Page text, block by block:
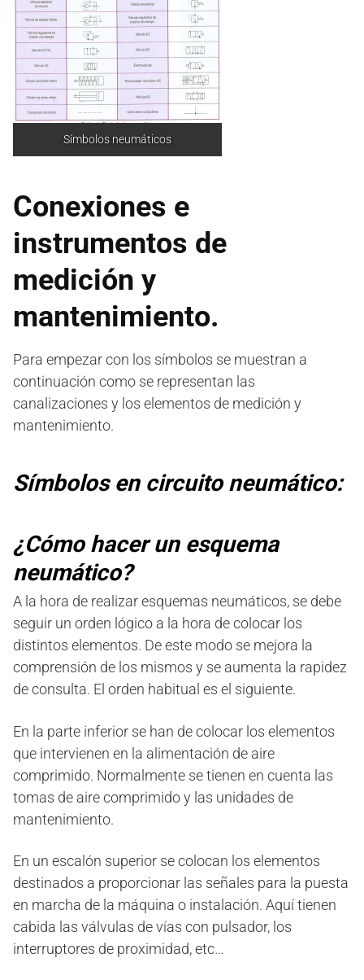
Símbolos neumáticos
Conexiones e
instrumentos de
medición y
mantenimiento.
Para empezar con los símbolos se muestran a
continuación como se representan las
canalizaciones y los elementos de medición y
mantenimiento.
Símbolosen circuito neumático:
¿Cómohacer un esquema
neumático?
A la hora de realizar esquemas neumáticos, se debe
seguir un orden lógico a la hora de colocar los
distintos elementos. De este modo se mejora la
comprensión de los mismos y se aumenta la rapidez
de consulta. El orden habitual es el siguiente.
En la parte inferior se han de colocar los elementos
que intervienen en la alimentación de aire
comprimido. Normalmente se tienen en cuenta las
tomas de aire comprimido y las unidades de
mantenimiento.
En un escalón superior se colocan los elementos
destinados a proporcionar las señales para la puesta
en marcha de la máquina o instalación. Aquí tienen
cabida las válvulas de vías con pulsador, los
interruptores de proximidad, etc…